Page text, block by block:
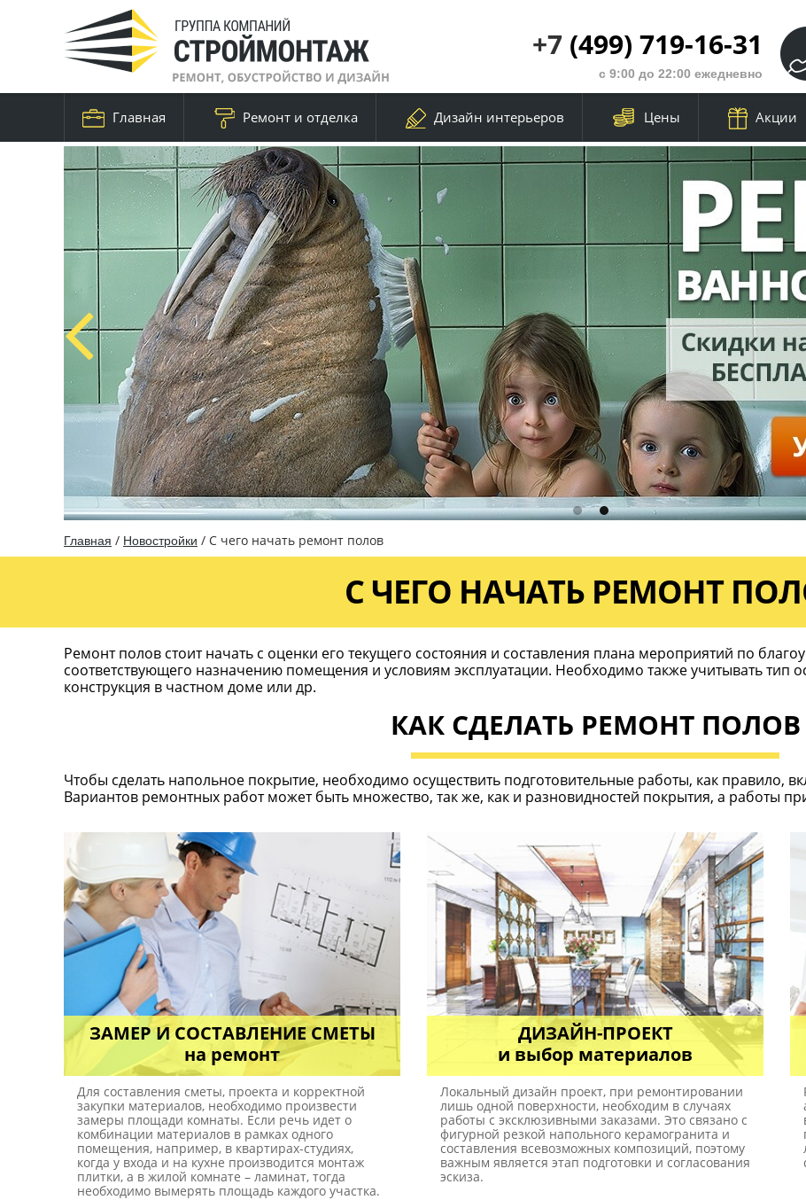
+7(499) 719-16-31
с 9:00 до 22:00 ежедневно
Главная Ремонт и отделка Дизайн интерьеров Цены Акции
Главная / Новостройки / С чего начать ремонт полов
С ЧЕГО НАЧАТЬ РЕМОНТ
Ремонт полов стоит начать с оценки его текущего состояния и составления плана мероприятий по
соответствующего назначению помещения и условиям эксплуатации. Необходимо также учитывать тип
конструкция в частном доме или др.
КАК СДЕЛАТЬ РЕМОНТ ПОЛОВ
Чтобы сделать напольное покрытие, необходимо осуществить подготовительные работы, как правило,
Вариантов ремонтных работ может быть множество, так же, как и разновидностей покрытия, а работы
ЗАМЕР И СОСТАВЛЕНИЕ СМЕТЫ
на ремонт
Для составления сметы, проекта и корректной
закупки материалов, необходимо произвести
замеры площади комнаты. Если речь идет о
комбинации материалов в рамках одного
помещения, например, в квартирах-студиях,
когда у входа и на кухне производится монтаж
плитки, а в жилой комнате – ламинат, тогда
необходимо вымерять площадь каждого участка.
ДИЗАЙН-ПРОЕКТ
и выбор материалов
Локальный дизайн проект, при ремонтировании
лишь одной поверхности, необходим в случаях
работы с эксклюзивными заказами. Это связано с
фигурной резкой напольного керамогранита и
составления всевозможных композиций, поэтому
важным является этап подготовки и согласования
эскиза.